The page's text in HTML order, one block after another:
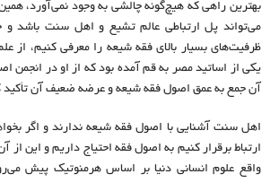
بهترین راهی که هیچ‌گونه چالشی به وجود نمی‌‌آورد،
می‌‌تواند پل ارتباطی عالم تشیع و اهل سنت باشد و
ظرفیت‌های بسیار بالای فقه شیعه را معرفی کنیم، از
یکی از اساتید مصر به قم آمده بود که از او در
آن جمع به عمق اصول فقه شیعه و عرضه ضعیف آن تأکید
اهل سنت آشنایی با اصول فقه شیعه ندارند و اگر
ارتباط برقرار کنیم به اصول فقه احتیاج داریم و این
واقع علوم انسانی دنیا بر اساس هرمنوتیک پیش